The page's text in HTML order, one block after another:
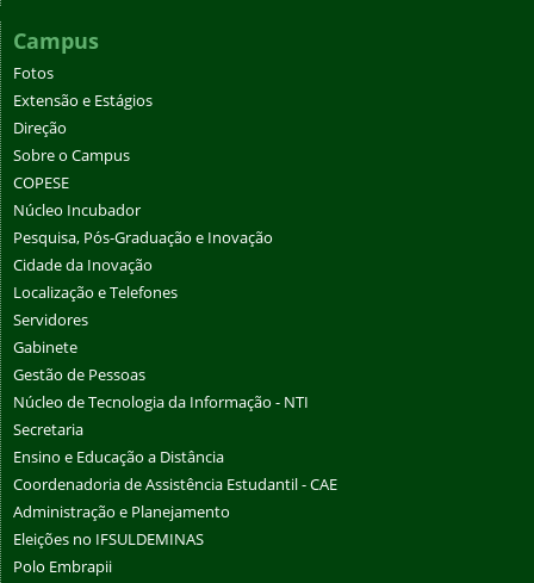
Campus
Fotos
Extensão e Estágios
Direção
Sobre o Campus
COPESE
Núcleo Incubador
Pesquisa, Pós-Graduação e Inovação
Cidade da Inovação
Localização e Telefones
Servidores
Gabinete
Gestão de Pessoas
Núcleo de Tecnologia da Informação - NTI
Secretaria
Ensino e Educação a Distância
Coordenadoria de Assistência Estudantil - CAE
Administração e Planejamento
Eleições no IFSULDEMINAS
Polo Embrapii